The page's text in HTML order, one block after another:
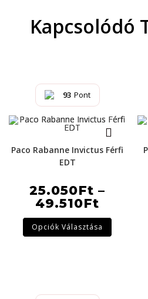
Kapcsolódó
93 Pont
Paco Rabanne Invictus Férfi
EDT
25.050Ft –
49.510Ft
Opciók Választása